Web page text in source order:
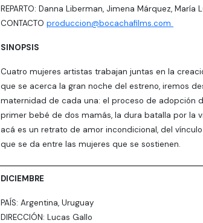
REPARTO: Danna Liberman, Jimena Márquez, María
CONTACTO produccion@bocachafilms.com
SINOPSIS
Cuatro mujeres artistas trabajan juntas en la
que se acerca la gran noche del estreno, iremos
maternidad de cada una: el proceso de adopción
primer bebé de dos mamás, la dura batalla por la
acá es un retrato de amor incondicional, del
que se da entre las mujeres que se sostienen.
DICIEMBRE
PAÍS: Argentina, Uruguay
DIRECCIÓN: Lucas Gallo